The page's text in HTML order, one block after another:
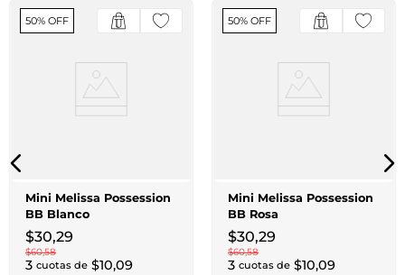
50% OFF
Mini Melissa Possession
BB Blanco
$30,29
$60,58
3 cuotas de $10,09
50% OFF
Mini Melissa Possession
BB Rosa
$30,29
$60,58
3 cuotas de $10,09